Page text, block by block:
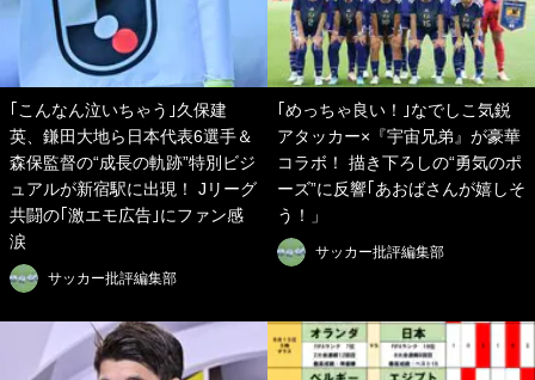
｢こんなん泣いちゃう｣久保建
英、鎌田大地ら日本代表6選手＆
森保監督の“成長の軌跡”特別ビジ
ュアルが新宿駅に出現！ Jリーグ
共闘の｢激エモ広告｣にファン感
涙
サッカー批評編集部
｢めっちゃ良い！｣なでしこ気鋭
アタッカー×『宇宙兄弟』が豪華
コラボ！ 描き下ろしの“勇気のポ
ーズ”に反響｢あおばさんが嬉しそ
う！」
サッカー批評編集部